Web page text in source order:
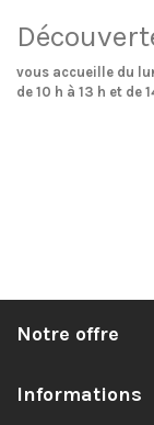
vous accueille du
de 10 h à 13 h et de
Notre offre
Informations